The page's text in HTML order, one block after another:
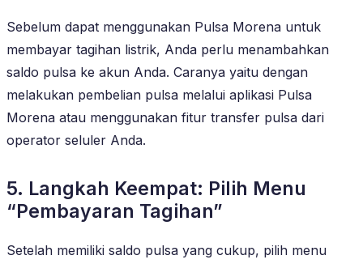
Sebelum dapat menggunakan Pulsa Morena untuk
membayar tagihan listrik, Anda perlu menambahkan
saldo pulsa ke akun Anda. Caranya yaitu dengan
melakukan pembelian pulsa melalui aplikasi Pulsa
Morena atau menggunakan fitur transfer pulsa dari
operator seluler Anda.
5. Langkah Keempat: Pilih Menu
“Pembayaran Tagihan”
Setelah memiliki saldo pulsa yang cukup, pilih menu